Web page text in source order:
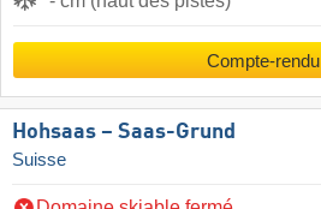
Compte-rendu
Hohsaas – Saas-Grund
Suisse